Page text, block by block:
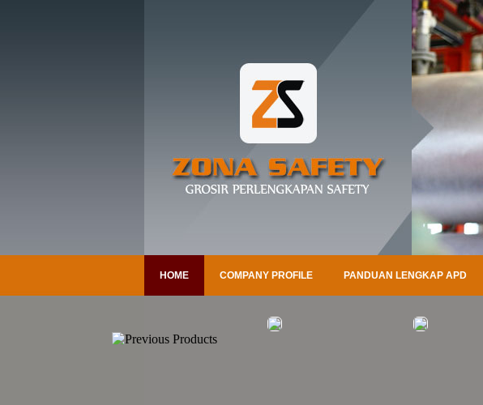
HOME COMPANY PROFILE PANDUAN LENGKAP APD